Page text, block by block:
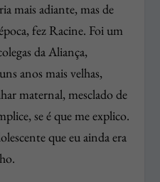
mais adiante, mas de
fez Racine. Foi um
da Aliança,
anos mais velhas,
maternal, mesclado de
se é que me explico.
que eu ainda era